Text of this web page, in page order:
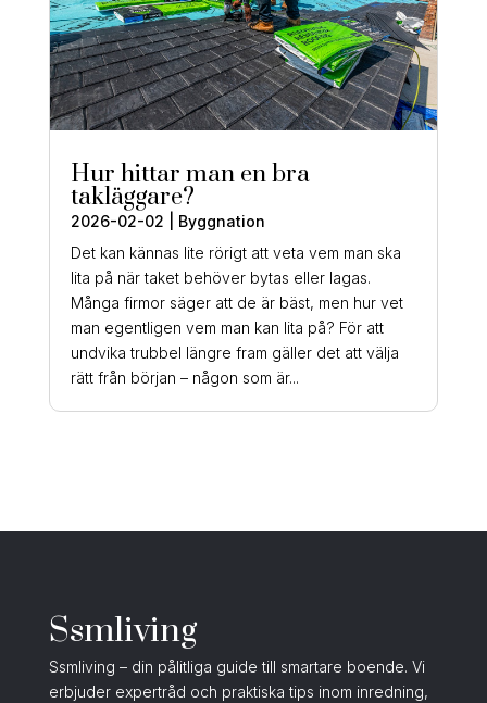
Hur hittar man en bra
takläggare?
2026-02-02
Byggnation
Det kan kännas lite rörigt att veta vem man ska
lita på när taket behöver bytas eller lagas.
Många firmor säger att de är bäst, men hur vet
man egentligen vem man kan lita på? För att
undvika trubbel längre fram gäller det att välja
rätt från början – någon som är...
Ssmliving
Ssmliving – din pålitliga guide till smartare boende. Vi
erbjuder expertråd och praktiska tips inom inredning,